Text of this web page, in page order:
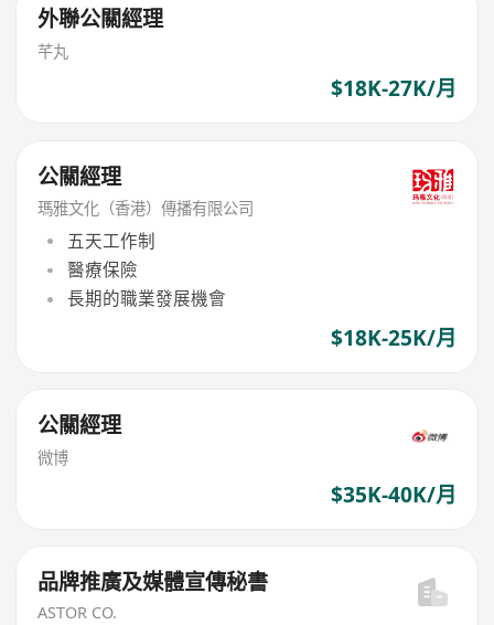
外聯公關經理
芊丸
$18K-27K/月
公關經理
瑪雅文化（香港）傳播有限公司
五天工作制
醫療保險
長期的職業發展機會
$18K-25K/月
公關經理
微博
$35K-40K/月
品牌推廣及媒體宣傳秘書
ASTOR CO.